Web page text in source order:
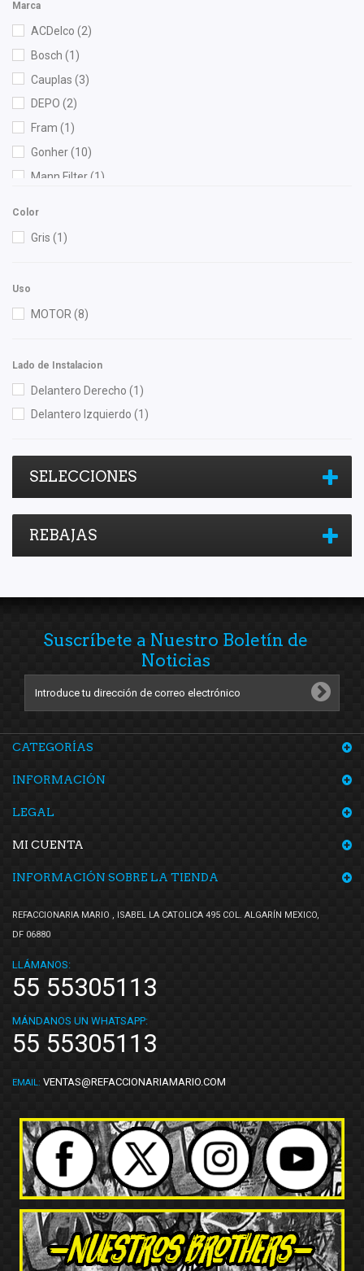
Marca
ACDelco (2)
Bosch (1)
Cauplas (3)
DEPO (2)
Fram (1)
Gonher(10)
Mann Filter(1)
Color
Gris (1)
Uso
MOTOR (8)
Lado de Instalacion
Delantero Derecho (1)
Delantero Izquierdo (1)
SELECCIONES
REBAJAS
Suscríbete a Nuestro Boletín de
Noticias
CATEGORÍAS
INFORMACIÓN
LEGAL
MI CUENTA
INFORMACIÓN SOBRE LA TIENDA
REFACCIONARIA MARIO , ISABEL LA CATOLICA 495 COL. ALGARÍN MEXICO,
DF 06880
LLÁMANOS:
55 55305113
MÁNDANOS UN WHATSAPP:
55 55305113
EMAIL: VENTAS@REFACCIONARIAMARIO.COM